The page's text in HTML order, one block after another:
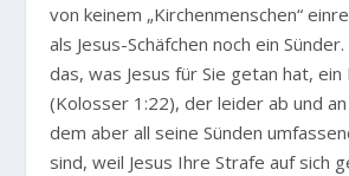
von keinem „Kirchenmenschen“
als Jesus-Schäfchen noch ein
das, was Jesus für Sie getan hat,
(Kolosser 1:22), der leider ab und
dem aber all seine Sünden
sind, weil Jesus Ihre Strafe auf sich